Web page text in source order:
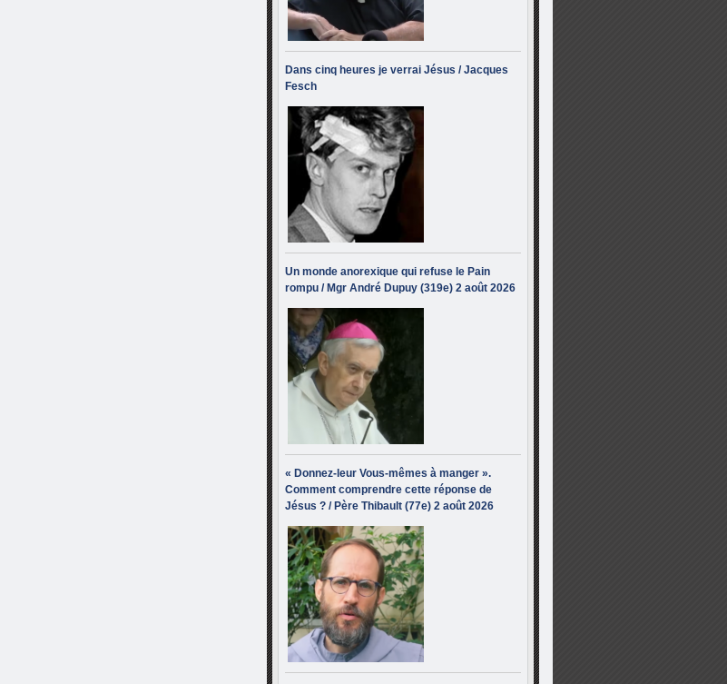
Dans cinq heures je verrai Jésus / Jacques
Fesch
Un monde anorexique qui refuse le Pain
rompu / Mgr André Dupuy (319e) 2 août 2026
« Donnez-leur Vous-mêmes à manger ».
Comment comprendre cette réponse de
Jésus ? / Père Thibault (77e) 2 août 2026